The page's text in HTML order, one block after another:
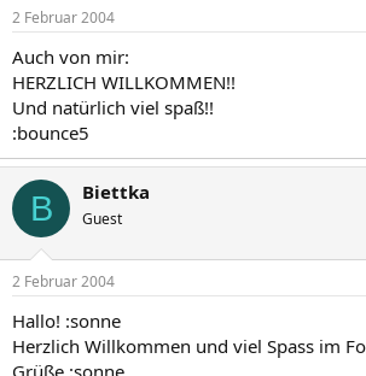
2 Februar 2004
Auch von mir:
HERZLICH WILLKOMMEN!!
Und natürlich viel spaß!!
:bounce5
B Biettka
Guest
2 Februar 2004
Hallo! :sonne
Herzlich Willkommen und viel Spass im
Grüße :sonne